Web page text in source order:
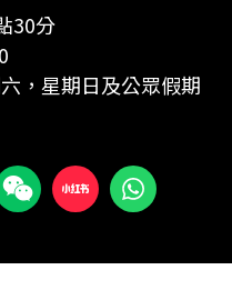
30分
，星期日及公眾假期